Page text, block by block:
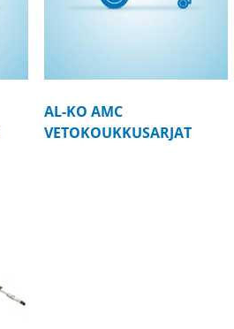
AL-KO AMC
VETOKOUKKUSARJAT